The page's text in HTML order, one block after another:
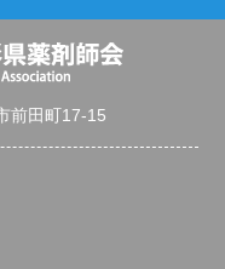
前田町17-15